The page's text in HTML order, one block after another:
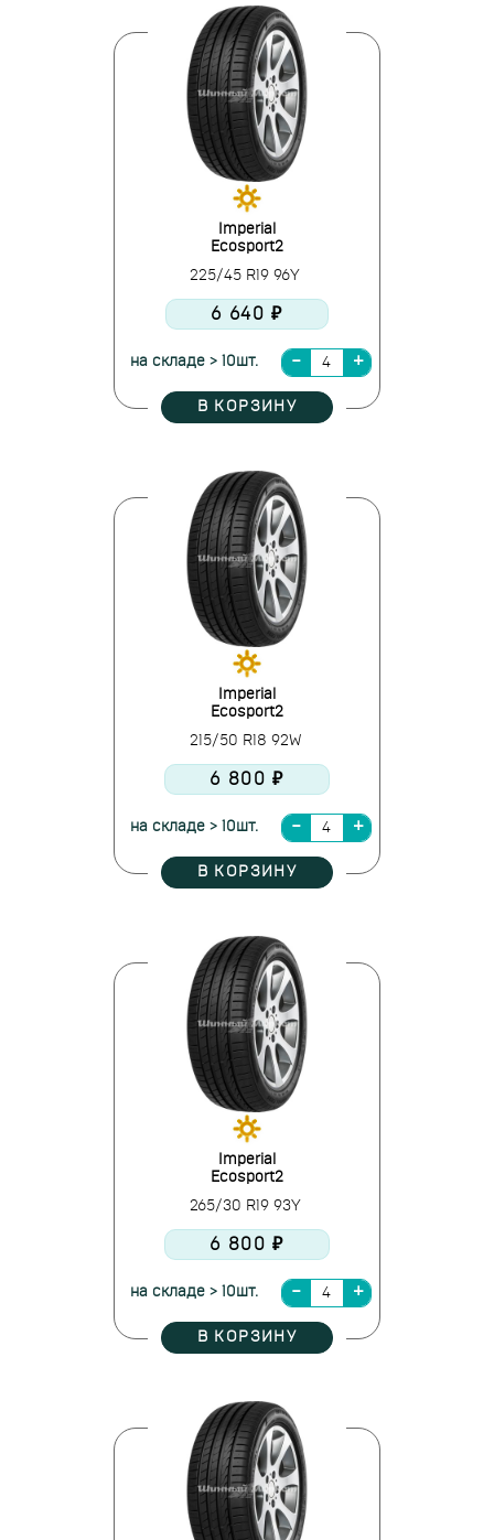
Imperial
Ecosport2
225/45 R19 96Y
6 640 ₽
на складе > 10шт.
В КОРЗИНУ
Imperial
Ecosport2
215/50 R18 92W
6 800 ₽
на складе > 10шт.
В КОРЗИНУ
Imperial
Ecosport2
265/30 R19 93Y
6 800 ₽
на складе > 10шт.
В КОРЗИНУ